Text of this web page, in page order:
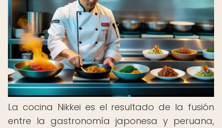
La cocina Nikkei es el resultado de la fusión
entre la gastronomía japonesa y peruana,